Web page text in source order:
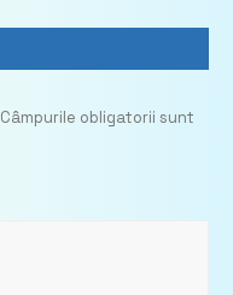
Câmpurile obligatorii sunt